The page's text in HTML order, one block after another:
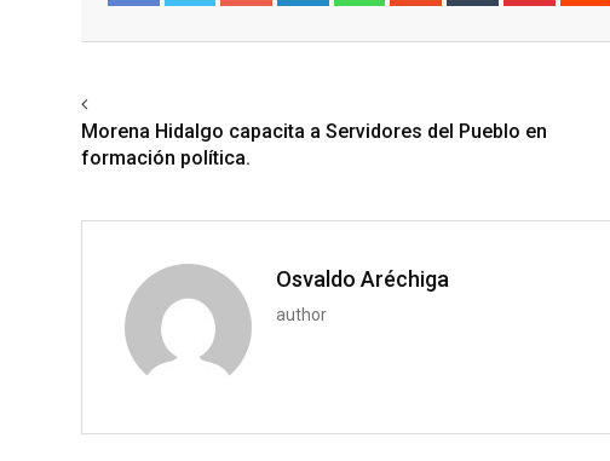
Morena Hidalgo capacita a Servidores del Pueblo en
formación política.
Osvaldo Aréchiga
author